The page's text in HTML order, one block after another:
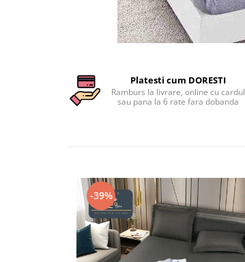
Lenjerii De Pat Volanase
Lenjerii De Pat, Finet Premium 3D,
Lenjerii De Pat Jacquard
Lenjerii De Pat Catifea
Piese, Cu Pilota Inclusa
Lenjerii De Pat Premium Collection
Set Lenjerie De Pat, 7 Piese, Cu
Pilota / Cuvertura Inclusa
Platesti cum DORESTI
Ramburs la livrare, online cu cardul
sau pana la 6 rate fara dobanda
-39%